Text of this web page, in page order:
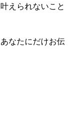
えられないこと
なたにだけお伝